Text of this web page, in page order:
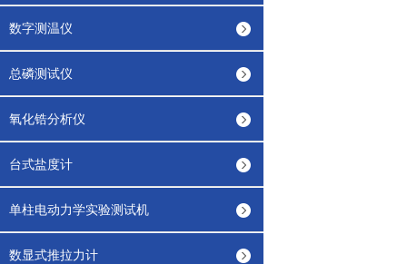
数字测温仪
总磷测试仪
氧化锆分析仪
台式盐度计
单柱电动力学实验测试机
数显式推拉力计